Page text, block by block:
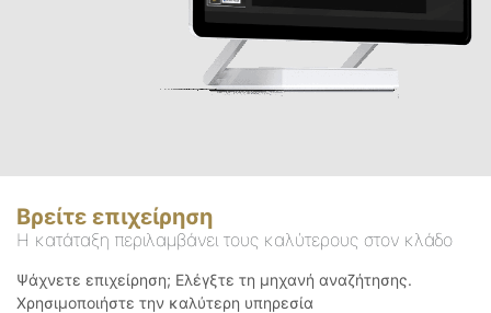
Βρείτε επιχείρηση
Η κατάταξη περιλαμβάνει τους καλύτερους στον κλάδο
Ψάχνετε επιχείρηση; Ελέγξτε τη μηχανή αναζήτησης.
Χρησιμοποιήστε την καλύτερη υπηρεσία